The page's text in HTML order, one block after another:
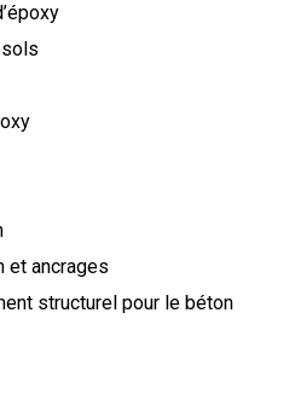
et ancrages
structurel pour le béton